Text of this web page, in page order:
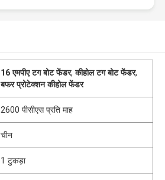
16 एमपीए टग बोट फेंडर,कीहोल टग बोट फेंडर,
बफर प्रोटेक्शन कीहोल फेंडर
2600 पीसीएस प्रति माह
चीन
1 टुकड़ा